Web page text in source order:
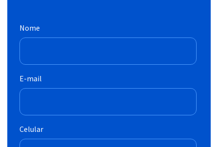
Nome
E-mail
Celular